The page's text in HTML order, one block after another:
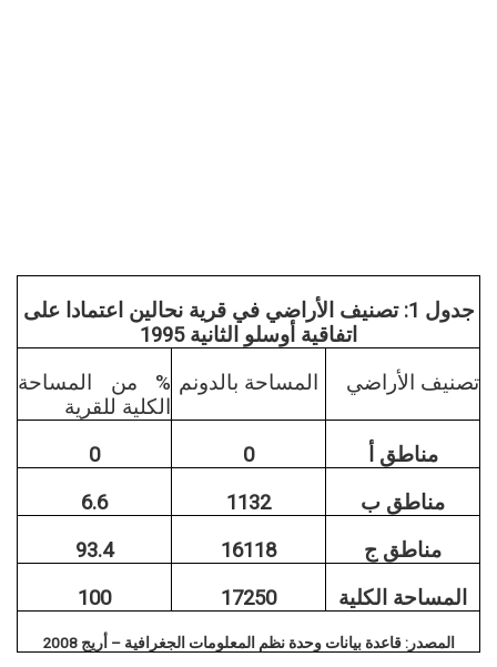
جدول 1: تصنيف الأراضي في قرية نحالين اعتمادا على
اتفاقية أوسلو الثانية 1995
تصنيف الأراضي
المساحة بالدونم % من المساحة
الكلية للقرية
مناطق أ
0
0
مناطق ب
1132
6.6
مناطق ج
16118
93.4
المساحة الكلية
17250
100
المصدر: قاعدة بيانات وحدة نظم المعلومات الجغرافية – أريج 2008